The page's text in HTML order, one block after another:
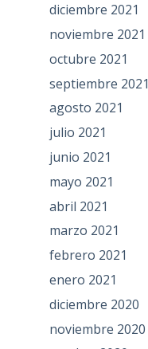
diciembre 2021
noviembre 2021
octubre 2021
septiembre 2021
agosto 2021
julio 2021
junio 2021
mayo 2021
abril 2021
marzo 2021
febrero 2021
enero 2021
diciembre 2020
noviembre 2020